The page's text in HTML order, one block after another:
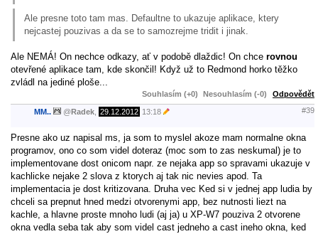
Ale presne toto tam mas. Defaultne to ukazuje aplikace, ktery
nejcastej pouzivas a da se to samozrejme tridit i jinak.
Ale NEMÁ! On nechce odkazy, ať v podobě dlaždic! On chce rovnou
otevřené aplikace tam, kde skončil! Když už to Redmond horko těžko
zvládl na jediné ploše...
Souhlasím (+0) Nesouhlasím (-0) Odpovědět
MM.. @Radek 29.12.2012 13:18 #39
Presne ako uz napisal ms, ja som to myslel akoze mam normalne okna
programov, ono co som videl doteraz (moc som to zas neskumal) je to
implementovane dost onicom napr. ze nejaka app so spravami ukazuje v
kachlicke nejake 2 slova z ktorych aj tak nic nevies apod. Ta
implementacia je dost kritizovana. Druha vec Ked si v jednej app ludia by
chceli sa prepnut hned medzi otvorenymi app, bez nutnosti liezt na
kachle, a hlavne proste mnoho ludi (aj ja) u XP-W7 pouziva 2 otvorene
okna vedla seba tak aby som videl cast jedneho a cast ineho okna, ked